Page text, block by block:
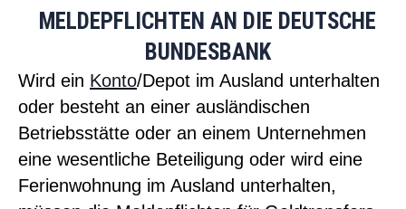
MELDEPFLICHTEN AN DIE DEUTSCHE
BUNDESBANK
Wird ein Konto/Depot im Ausland unterhalten
oder besteht an einer ausländischen
Betriebsstätte oder an einem Unternehmen
eine wesentliche Beteiligung oder wird eine
Ferienwohnung im Ausland unterhalten,